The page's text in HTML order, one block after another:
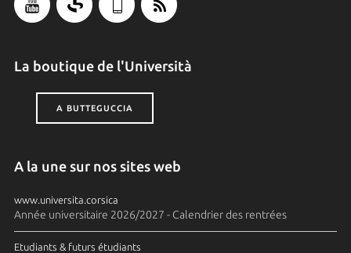
La boutique de l'Università
A BUTTEGUCCIA
A la une sur nos sites web
www.universita.corsica
Année universitaire 2026/2027 - Calendrier des rentrées
Etudiants & futurs étudiants